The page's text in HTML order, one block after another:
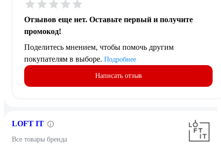
Отзывов еще нет. Оставьте первый и получите
промокод!
Поделитесь мнением, чтобы помочь другим
покупателям в выборе. Подробнее
Написать отзыв
LOFT IT
Все товары бренда